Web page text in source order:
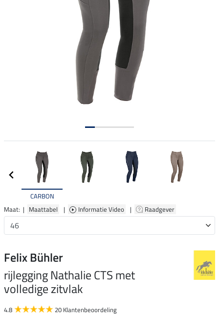
CARBON
Maat: | Maattabel | Informatie Video | Raadgever
Felix Bühler
rijlegging Nathalie CTS met
volledige zitvlak
4.8 20 Klantenbeoordeling